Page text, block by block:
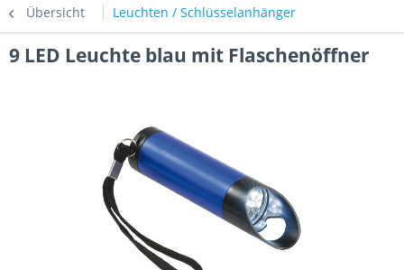
Übersicht Leuchten / Schlüsselanhänger
9 LED Leuchte blau mit Flaschenöffner